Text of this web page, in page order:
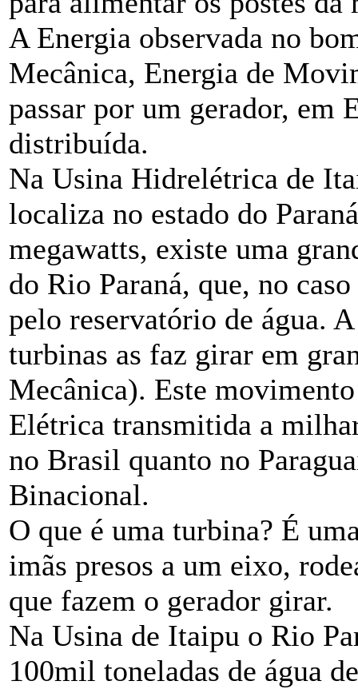
A Energia observada no
Mecânica, Energia de
passar por um gerador, em
distribuída.
Na Usina Hidrelétrica de
localiza no estado do
megawatts, existe uma
do Rio Paraná, que, no
pelo reservatório de água.
turbinas as faz girar em
Mecânica). Este
Elétrica transmitida a
no Brasil quanto no
Binacional.
O que é uma turbina? É
imãs presos a um eixo,
que fazem o gerador girar.
Na Usina de Itaipu o Rio
100mil toneladas de água